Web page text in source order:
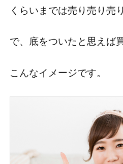
くらいまでは売り売り売
で、底をついたと思えば
こんなイメージです。